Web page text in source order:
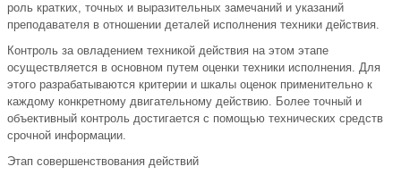
роль кратких, точных и выразительных замечаний и указаний
преподавателя в отношении деталей исполнения техники действия.
Контроль за овладением техникой действия на этом этапе
осуществляется в основном путем оценки техники исполнения. Для
этого разрабатываются критерии и шкалы оценок применительно к
каждому конкретному двигательному действию. Более точный и
объективный контроль достигается с помощью технических средств
срочной информации.
Этап совершенствования действий